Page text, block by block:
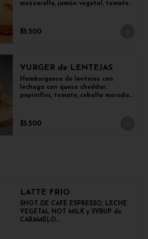
mozzarella, jamón vegetal, tomate,
$5.500
VURGER de LENTEJAS
Hamburguesa de lentejas con
lechuga con queso cheddar,
pepinillos, tomate, cebolla morada
$5.500
LATTE FRIO
SHOT DE CAFE ESPRESSO, LECHE
VEGETAL NOT MILK y SYRUP de
CARAMELO